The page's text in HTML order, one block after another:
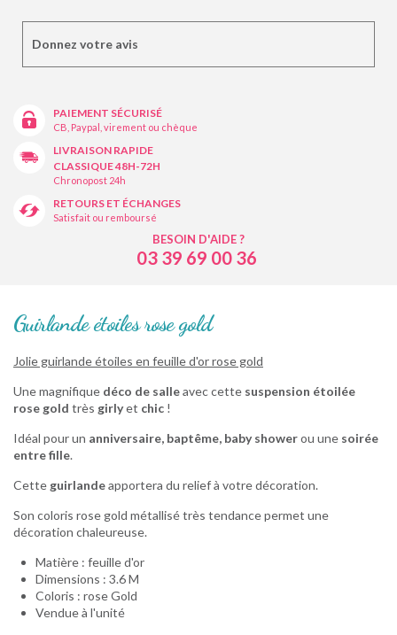
Donnez votre avis
PAIEMENT SÉCURISÉ
CB, Paypal, virement ou chèque
LIVRAISON RAPIDE
CLASSIQUE 48H-72H
Chronopost 24h
RETOURS ET ÉCHANGES
Satisfait ou remboursé
BESOIN D'AIDE ?
03 39 69 00 36
Guirlande étoiles rose gold
Jolie guirlande étoiles en feuille d'or rose gold
Une magnifique déco de salleavec cette suspension étoilée
rose gold très girlyet chic !
Idéal pour un anniversaire, baptême, baby showerou une soirée
entre fille.
Cette guirlandeapportera du relief à votre décoration.
Son coloris rose gold métallisé très tendance permet une
décoration chaleureuse.
Matière : feuille d'or
Dimensions : 3.6 M
Coloris : rose Gold
Vendue à l'unité